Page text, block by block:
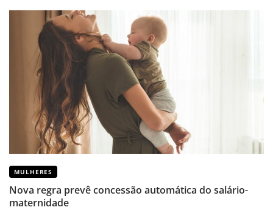
MULHERES
Nova regra prevê concessão automática do salário-
maternidade